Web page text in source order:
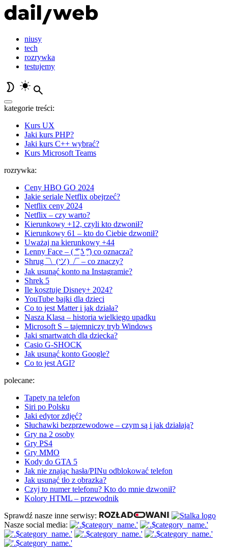
niusy
tech
rozrywka
testujemy
kategorie treści:
Kurs UX
Jaki kurs PHP?
Jaki kurs C++ wybrać?
Kurs Microsoft Teams
rozrywka:
Ceny HBO GO 2024
Jakie seriale Netflix obejrzeć?
Netflix ceny 2024
Netflix – czy warto?
Kierunkowy +12, czyli kto dzwonił?
Kierunkowy 61 – kto do Ciebie dzwonił?
Uważaj na kierunkowy +44
Lenny Face – ( ͡° ͜ʖ ͡°) co oznacza?
Shrug ¯\_(ツ)_/¯ – co znaczy?
Jak usunąć konto na Instagramie?
Shrek 5
Ile kosztuje Disney+ 2024?
YouTube bajki dla dzieci
Co to jest Matter i jak działa?
Nasza Klasa – historia wielkiego upadku
Microsoft S – tajemniczy tryb Windows
Jaki smartwatch dla dziecka?
Casio G-SHOCK
Jak usunąć konto Google?
Co to jest AGI?
polecane:
Tapety na telefon
Siri po Polsku
Jaki edytor zdjęć?
Słuchawki bezprzewodowe – czym są i jak działają?
Gry na 2 osoby
Gry PS4
Gry MMO
Kody do GTA 5
Jak nie znając hasła/PINu odblokować telefon
Jak usunąć tło z obrazka?
Czyj to numer telefonu? Kto do mnie dzwonił?
Kolory HTML – przewodnik
Sprawdź nasze inne serwisy:
Nasze social media: